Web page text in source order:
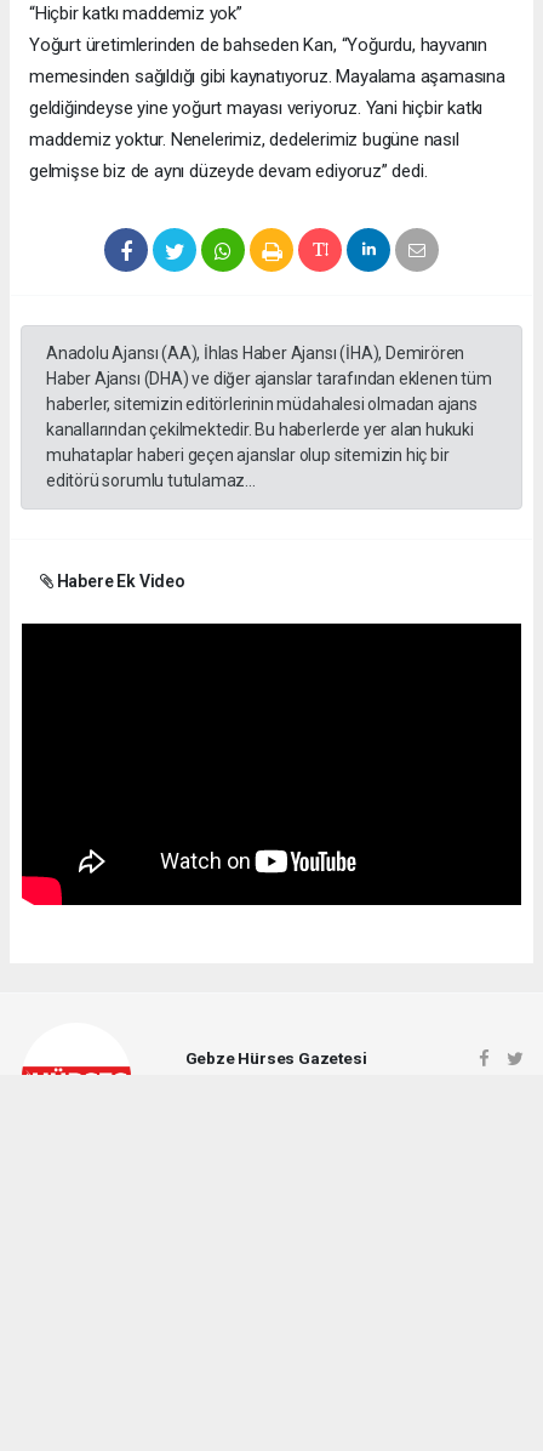
“Hiçbir katkı maddemiz yok”
Yoğurt üretimlerinden de bahseden Kan, “Yoğurdu, hayvanın
memesinden sağıldığı gibi kaynatıyoruz. Mayalama aşamasına
geldiğindeyse yine yoğurt mayası veriyoruz. Yani hiçbir katkı
maddemiz yoktur. Nenelerimiz, dedelerimiz bugüne nasıl
gelmişse biz de aynı düzeyde devam ediyoruz” dedi.
Anadolu Ajansı (AA), İhlas Haber Ajansı (İHA), Demirören
Haber Ajansı (DHA) ve diğer ajanslar tarafından eklenen tüm
haberler, sitemizin editörlerinin müdahalesi olmadan ajans
kanallarından çekilmektedir. Bu haberlerde yer alan hukuki
muhataplar haberi geçen ajanslar olup sitemizin hiç bir
editörü sorumlu tutulamaz...
Habere Ek Video
Gebze Hürses Gazetesi